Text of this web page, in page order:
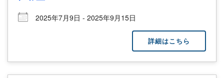
2025年7月9日 - 2025年9月15日
詳細はこちら